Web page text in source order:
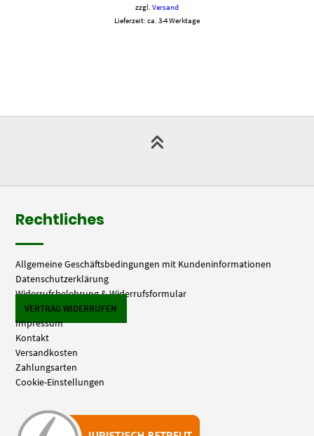
zzgl. Versand
Lieferzeit: ca. 3-4 Werktage
Rechtliches
Allgemeine Geschäftsbedingungen mit Kundeninformationen
Datenschutzerklärung
Widerrufsbelehrung & Widerrufsformular
VERTRAG WIDERRUFEN
Impressum
Kontakt
Versandkosten
Zahlungsarten
Cookie-Einstellungen